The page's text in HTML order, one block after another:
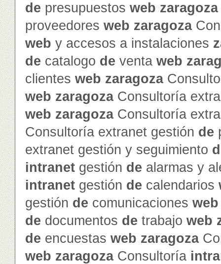
de presupuestos web zaragoza
proveedores web zaragoza
web y accesos a instalaciones
de catalogo de venta web
clientes web zaragoza
web zaragozaConsultoría
web zaragozaConsultoría
Consultoría extranet gestión de
extranet gestión y seguimiento
intranet gestión de alarmas y
intranet gestión de calendarios
gestión de comunicaciones web
de documentos de trabajo web
de encuestas web zaragoza
web zaragozaConsultoría